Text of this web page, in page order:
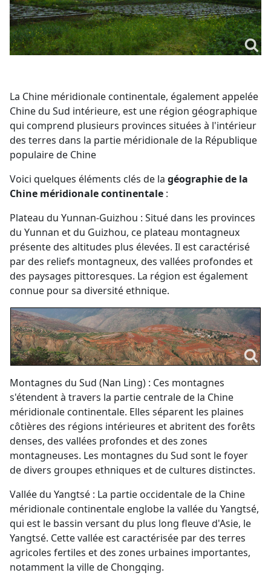
La Chine méridionale continentale, également appelée
Chine du Sud intérieure, est une région géographique
qui comprend plusieurs provinces situées à l'intérieur
des terres dans la partie méridionale de la République
populaire de Chine
Voici quelques éléments clés de la géographie de la
Chine méridionale continentale :
Plateau du Yunnan-Guizhou : Situé dans les provinces
du Yunnan et du Guizhou, ce plateau montagneux
présente des altitudes plus élevées. Il est caractérisé
par des reliefs montagneux, des vallées profondes et
des paysages pittoresques. La région est également
connue pour sa diversité ethnique.
Montagnes du Sud (Nan Ling) : Ces montagnes
s'étendent à travers la partie centrale de la Chine
méridionale continentale. Elles séparent les plaines
côtières des régions intérieures et abritent des forêts
denses, des vallées profondes et des zones
montagneuses. Les montagnes du Sud sont le foyer
de divers groupes ethniques et de cultures distinctes.
Vallée du Yangtsé : La partie occidentale de la Chine
méridionale continentale englobe la vallée du Yangtsé,
qui est le bassin versant du plus long fleuve d'Asie, le
Yangtsé. Cette vallée est caractérisée par des terres
agricoles fertiles et des zones urbaines importantes,
notamment la ville de Chongqing.